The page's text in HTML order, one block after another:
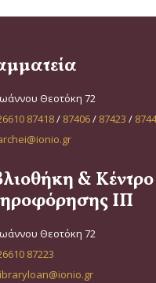
Θεοτόκη 72
87418/ 87406/ 87423 /
& Κέντρο
ΙΠ
Θεοτόκη 72
87223